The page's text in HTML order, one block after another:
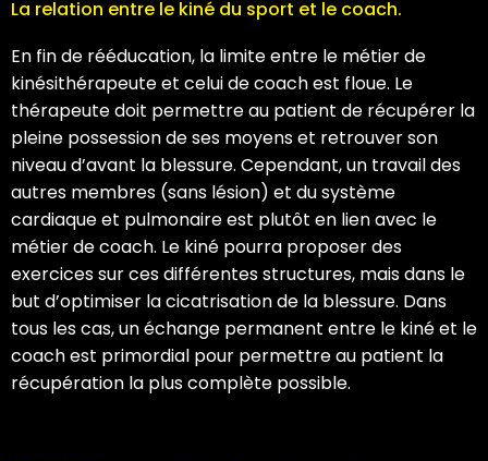
La relation entre le kiné du sport et le coach.
En fin de rééducation, la limite entre le métier de
kinésithérapeute et celui de coach est floue. Le
thérapeute doit permettre au patient de récupérer la
pleine possession de ses moyens et retrouver son
niveau d’avant la blessure. Cependant, un travail des
autres membres (sans lésion) et du système
cardiaque et pulmonaire est plutôt en lien avec le
métier de coach. Le kiné pourra proposer des
exercices sur ces différentes structures, mais dans le
but d’optimiser la cicatrisation de la blessure. Dans
tous les cas, un échange permanent entre le kiné et le
coach est primordial pour permettre au patient la
récupération la plus complète possible.